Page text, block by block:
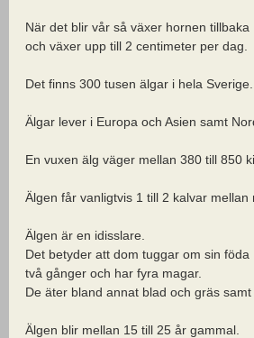
När det blir vår så växer hornen tillbaka
och växer upp till 2 centimeter per dag.
Det finns 300 tusen älgar i hela Sverige.
Älgar lever i Europa och Asien samt
En vuxen älg väger mellan 380 till 850
Älgen får vanligtvis 1 till 2 kalvar mellan
Älgen är en idisslare.
Det betyder att dom tuggar om sin föda
två gånger och har fyra magar.
De äter bland annat blad och gräs samt
Älgen blir mellan 15 till 25 år gammal.